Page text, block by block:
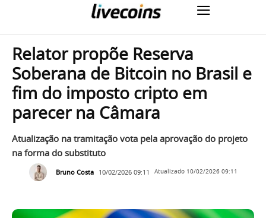
Relator propõe Reserva
Soberana de Bitcoin no Brasil e
fim do imposto cripto em
parecer na Câmara
Atualização na tramitação vota pela aprovação do projeto
na forma do substituto
Bruno Costa 10/02/2026 09:11 Atualizado 10/02/2026 09:11